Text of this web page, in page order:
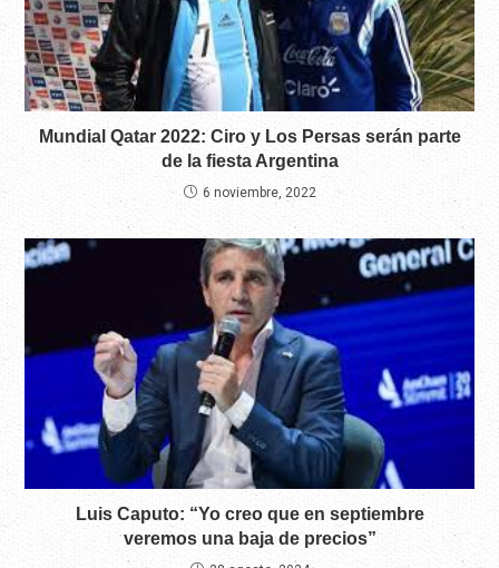
Mundial Qatar 2022: Ciro y Los Persas serán parte
de la fiesta Argentina
6 noviembre, 2022
Luis Caputo: “Yo creo que en septiembre
veremos una baja de precios”